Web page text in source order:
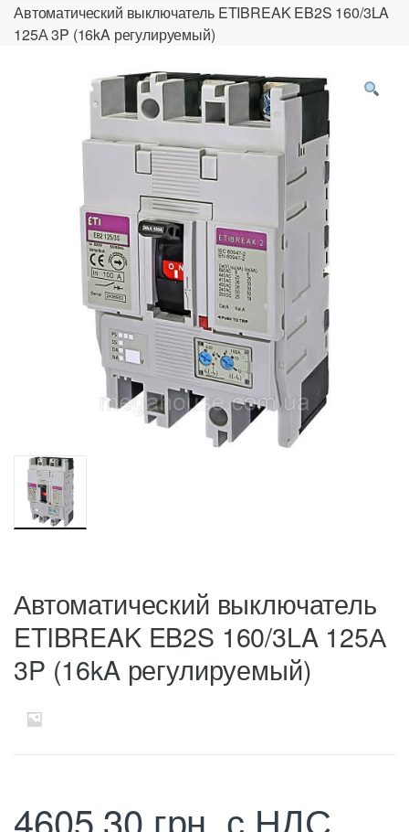
Автоматический выключатель ETIBREAK EB2S 160/3LA
125А 3P (16kA регулируемый)
Автоматический выключатель
ETIBREAK EB2S 160/3LA 125А
3P (16kA регулируемый)
4605,30 грн. с НДС